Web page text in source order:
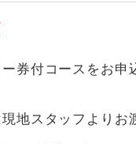
付コースをお申
現地スタッフよりお